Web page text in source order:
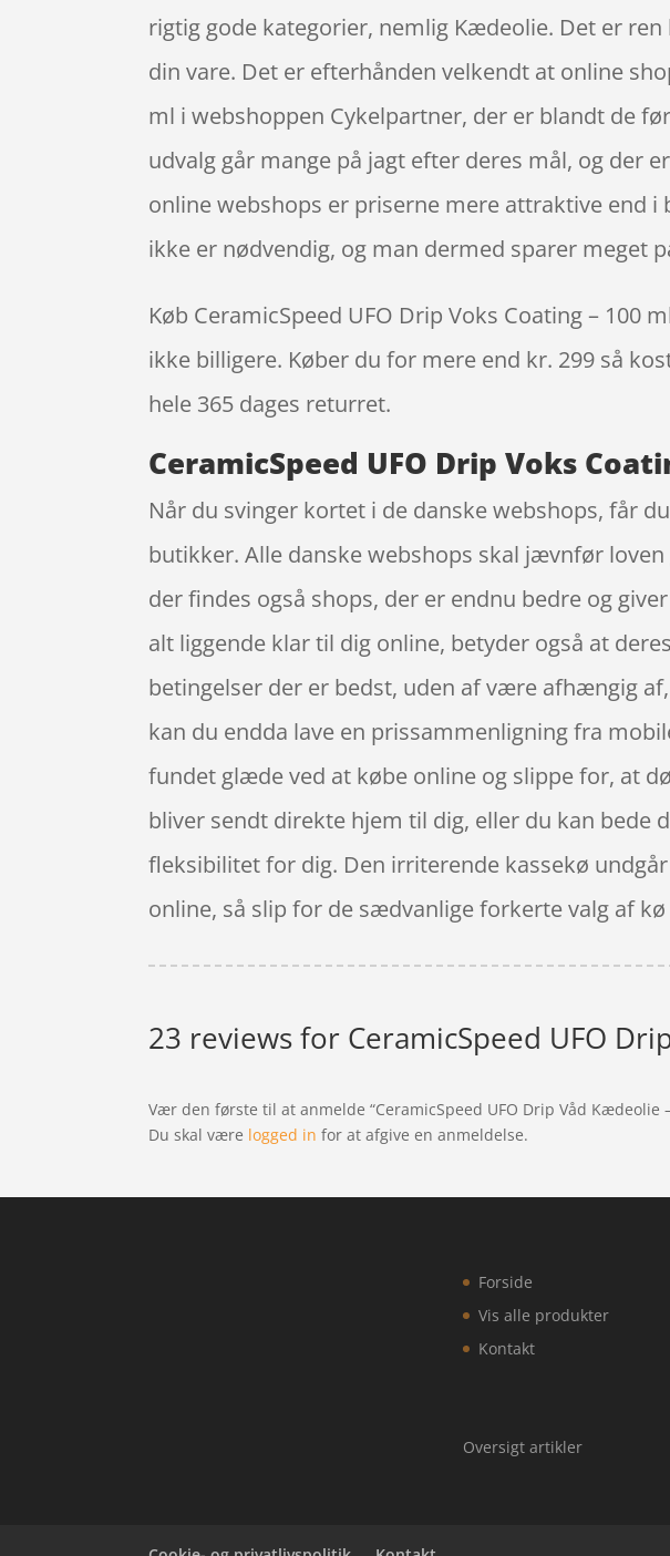
rigtig gode kategorier, nemlig Kædeolie. Det er
din vare. Det er efterhånden velkendt at online
ml i webshoppen Cykelpartner, der er blandt de
udvalg går mange på jagt efter deres mål, og der
online webshops er priserne mere attraktive end
ikke er nødvendig, og man dermed sparer meget
Køb CeramicSpeed UFO Drip Voks Coating – 100
ikke billigere. Køber du for mere end kr. 299 så
hele 365 dages returret.
CeramicSpeed UFO Drip Voks
Når du svinger kortet i de danske webshops, får
butikker. Alle danske webshops skal jævnfør
der findes også shops, der er endnu bedre og
alt liggende klar til dig online, betyder også at
betingelser der er bedst, uden af være afhængig
kan du endda lave en prissammenligning fra
fundet glæde ved at købe online og slippe for, at
bliver sendt direkte hjem til dig, eller du kan bede
fleksibilitet for dig. Den irriterende kassekø
online, så slip for de sædvanlige forkerte valg af
23 reviews for CeramicSpeed UFO
Vær den første til at anmelde “CeramicSpeed UFO Drip Våd Kædeolie
Du skal være logged in for at afgive en anmeldelse.
Forside
Vis alle produkter
Kontakt
Oversigt artikler